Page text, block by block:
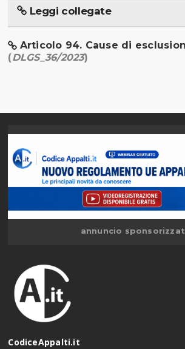
Leggi collegate
Articolo 94. Cause di
(DLGS_36/2023)
annuncio
CodiceAppalti.it